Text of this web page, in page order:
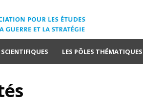
LES PÔLES THÉMATIQUES